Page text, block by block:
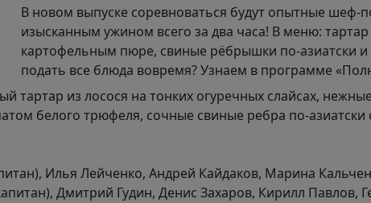
В новом выпуске соревноваться будут опытные шеф-
изысканным ужином всего за два часа! В меню:
картофельным пюре, свиные рёбрышки по-азиатски
подать все блюда вовремя? Узнаем в программе
из лосося на тонких огуречных слайсах,
белого трюфеля, сочные свиные ребра по-азиатски
Илья Лейченко, Андрей Кайдаков, Марина
Дмитрий Гудин, Денис Захаров, Кирилл Павлов,